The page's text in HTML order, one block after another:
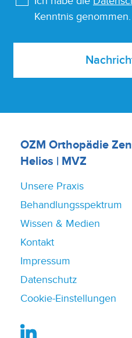
Kenntnis genommen.
OZM Orthopädie
Helios | MVZ
Unsere Praxis
Behandlungsspektrum
Wissen & Medien
Kontakt
Impressum
Datenschutz
Cookie-Einstellungen